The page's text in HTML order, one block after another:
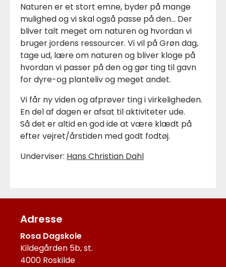
ROSAs Debatcafé
Foto om dagene på ROSA Dagskole
Naturen er et stort emne, byder på mange
mulighed og vi skal også passe på den… Der
bliver talt meget om naturen og hvordan vi
bruger jordens ressourcer. Vi vil på Grøn dag,
tage ud, lære om naturen og bliver kloge på
hvordan vi passer på den og gør ting til gavn
for dyre-og planteliv og meget andet.
Vi får ny viden og afprøver ting i virkeligheden.
En del af dagen er afsat til aktiviteter ude.
Så det er altid en god ide at være klædt på
efter vejret/årstiden med godt fodtøj.
Underviser: Hans Christian Dahl
Adresse
Rosa Dagskole
Kildegården 5b, st.
4000 Roskilde